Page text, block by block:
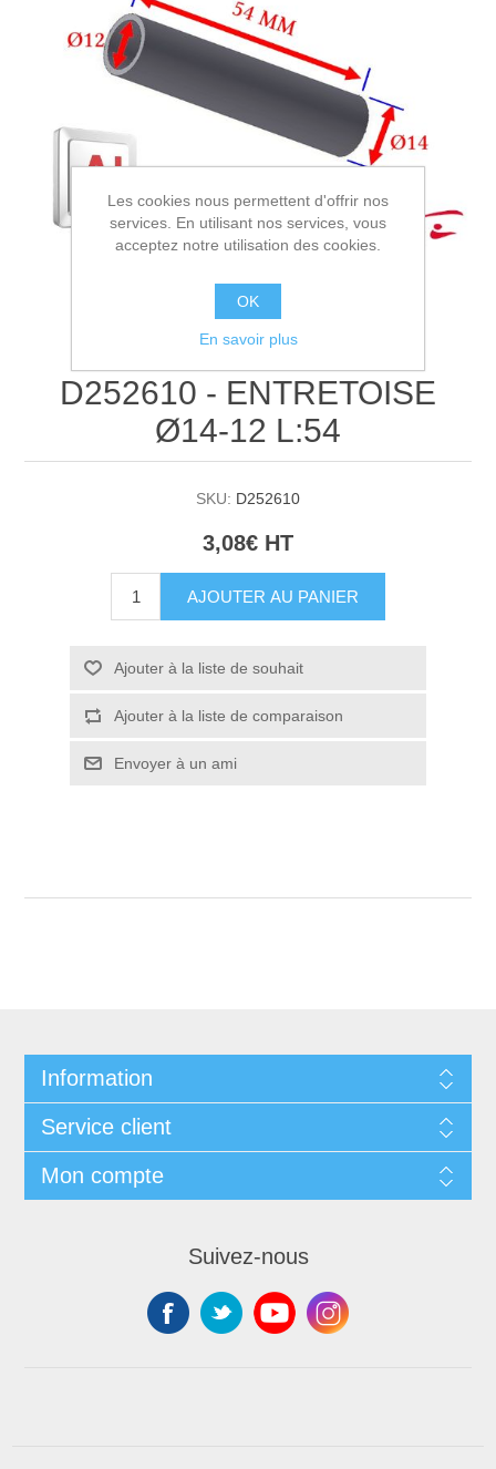
D252610 - ENTRETOISE
Ø14-12 L:54
SKU: D252610
3,08€ HT
AJOUTER AU PANIER
Ajouter à la liste de souhait
Ajouter à la liste de comparaison
Envoyer à un ami
Information
Service client
Mon compte
Suivez-nous
Les cookies nous permettent d'offrir nos
services. En utilisant nos services, vous
acceptez notre utilisation des cookies.
OK
En savoir plus